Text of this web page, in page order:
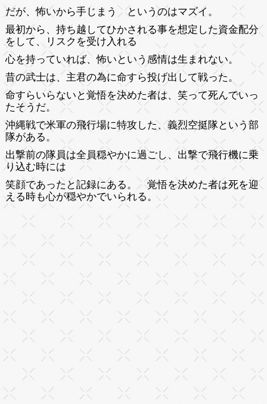
だが、怖いから手じまう というのはマズイ。
最初から、持ち越してひかされる事を想定した資金配分
をして、リスクを受け入れる
心を持っていれば、怖いという感情は生まれない。
昔の武士は、主君の為に命すら投げ出して戦った。
命すらいらないと覚悟を決めた者は、笑って死んでいっ
たそうだ。
沖縄戦で米軍の飛行場に特攻した、義烈空挺隊という部
隊がある。
出撃前の隊員は全員穏やかに過ごし、出撃で飛行機に乗
り込む時には
笑顔であったと記録にある。 覚悟を決めた者は死を迎
える時も心が穏やかでいられる。